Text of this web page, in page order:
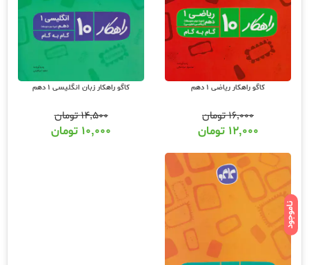
کاگو راهکار ریاضی 1 دهم
۱۶,۰۰۰تومان
۱۲,۰۰۰ تومان
کاگو راهکار زبان انگلیسی 1 دهم
۱۴,۵۰۰تومان
۱۰,۰۰۰ تومان
ناموجود